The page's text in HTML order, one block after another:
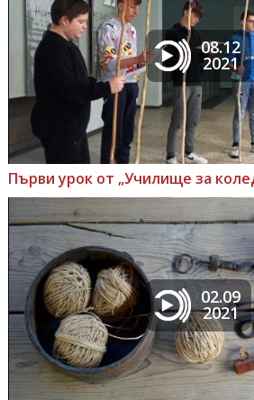
08.12
2021
Първи урок от „Училище за
02.09
2021